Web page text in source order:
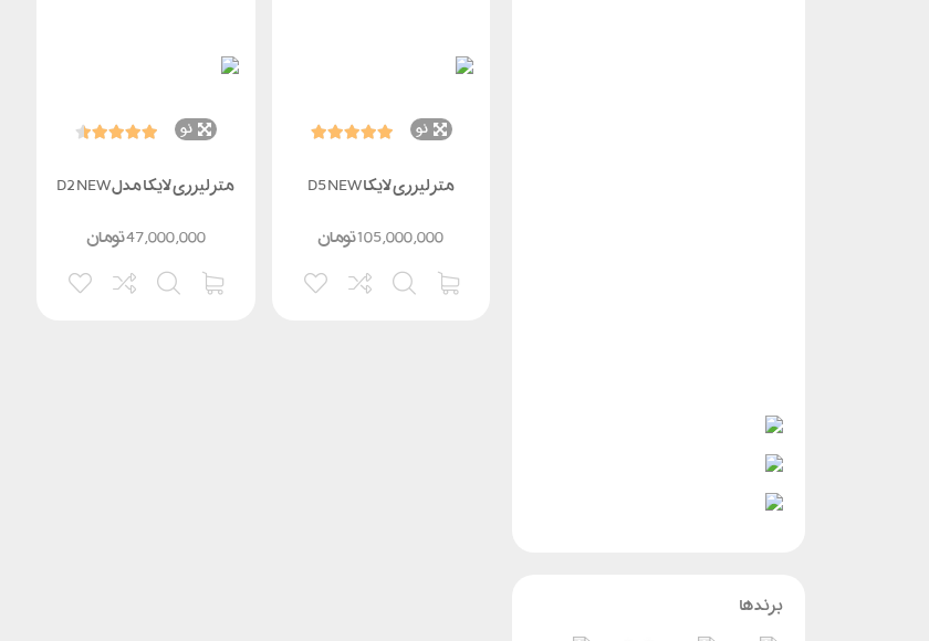
نو
متر لیزری لایکا D5 NEW
تومان105,000,000
نو
متر لیزری لایکا مدل D2 NEW
تومان47,000,000
برندها